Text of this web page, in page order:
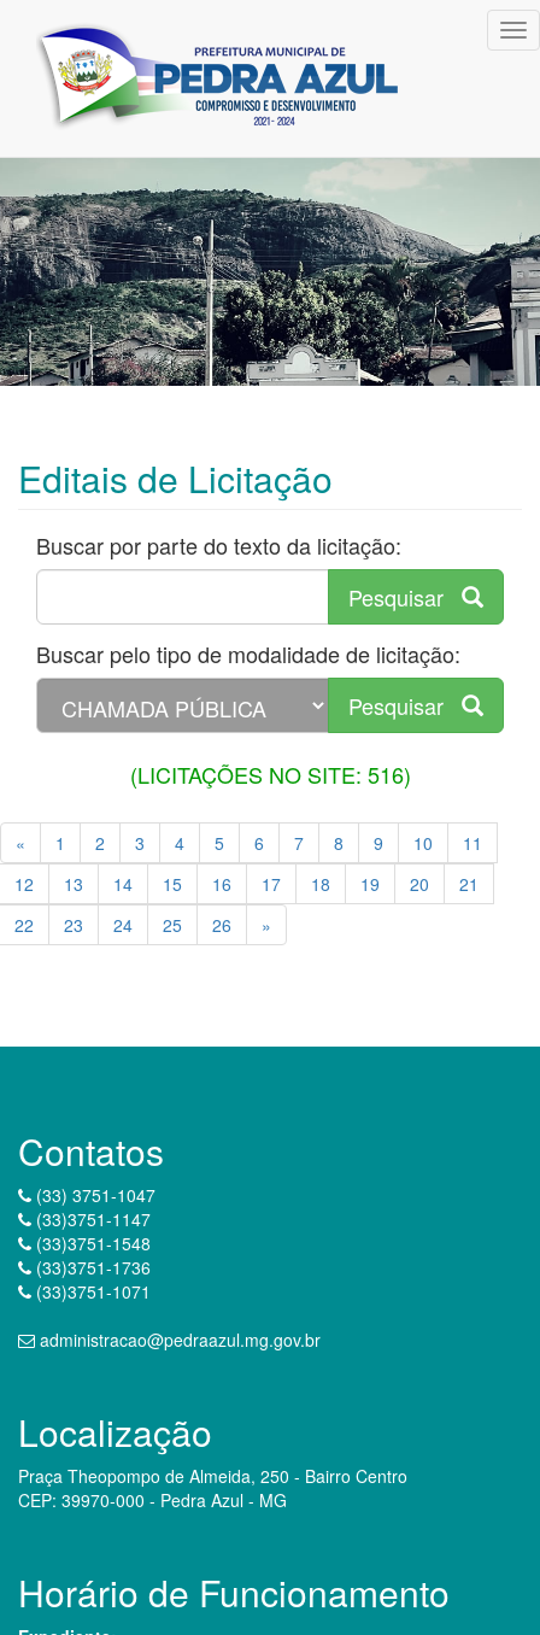
Editais de Licitação
Buscar por parte do texto da licitação:
Pesquisar
Buscar pelo tipo de modalidade de licitação:
Pesquisar
(LICITAÇÕES NO SITE: 516)
« 1 2 3 4 5 6 7 8 9 10
11
12
13 14 15 16 17 18 19 20
21
22
23 24 25 26 »
Contatos
(33) 3751-1047
(33)3751-1147
(33)3751-1548
(33)3751-1736
(33)3751-1071
administracao@pedraazul.mg.gov.br
Localização
Praça Theopompo de Almeida, 250 - Bairro Centro
CEP: 39970-000 - Pedra Azul - MG
Horário de Funcionamento